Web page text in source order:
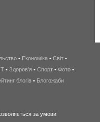
беспроводной
интернет
киев
wimax
• Економіка • Світ •
IT • Здоров'я • Спорт • Фото •
блогів • Блогожаби
за умови